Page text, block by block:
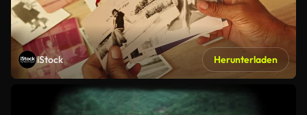
iStock Herunterladen